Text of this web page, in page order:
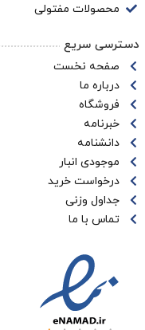
محصولات مفتولی
دسترسی سریع
صفحه نخست
درباره ما
فروشگاه
خبرنامه
دانشنامه
موجودی انبار
درخواست خرید
جداول وزنی
تماس با ما